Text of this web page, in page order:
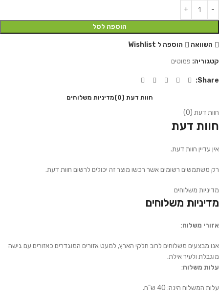
הוספה לסל
השוואה
הוספה ל Wishlist
קטגוריה: פמוטים
Share:
חוות דעת (0) מדיניות משלוחים
חוות דעת (0)
חוות דעת
אין עדיין חוות דעת.
רק משתמשים רשומים אשר רכשו מוצר זה יכולים לרשום חוות דעת.
מדיניות משלוחים
מדיניות משלוחים
אזורי משלוח:
אנו מבצעים משלוחים לרוב חלקי הארץ, למעט אזורים המוגדרים כאזורים עם גישה
מוגבלת ולעיר אילת.
עלות משלוח:
עלות המשלוח הינה: 40 ש"ח.